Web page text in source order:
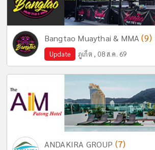
Bangtao Muaythai & MMA(9)
Update ภูเก็ต , 08 ส.ค. 69
ANDAKIRA GROUP (7)